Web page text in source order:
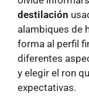
destilación
alambiques de
forma al perfil
diferentes
y elegir el ron
expectativas.